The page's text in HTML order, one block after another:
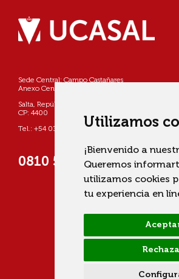
Utilizamos
¡Bienvenido a
Queremos
utilizamos cookies
tu experiencia en
Sede Central: Campo Castañares
Anexo Centro: Pellegrini 790
Salta, República Argentina
CP: 4400
Tel.: +54 0387 4268800
0810 555 822725